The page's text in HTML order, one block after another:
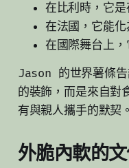
在比利時，它
在法國，它能
在國際舞台上，
Jason 的世界薯條告
的裝飾，而是來自對
有與親人攜手的默契。
外脆內軟的